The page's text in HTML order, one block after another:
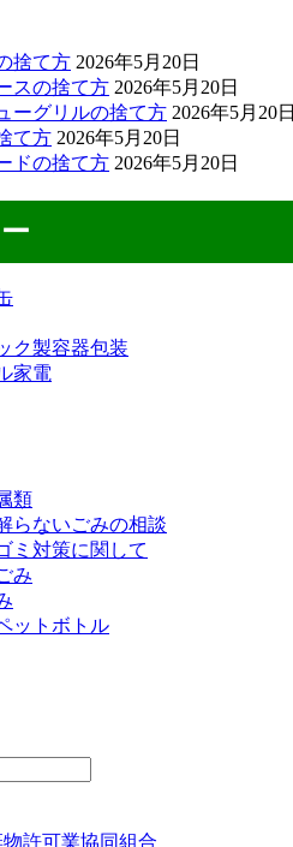
捨て方 2026年5月20日
スの捨て方 2026年5月20日
ーグリルの捨て方 2026年5月20日
て方 2026年5月20日
ドの捨て方 2026年5月20日
ク製容器包装
家電
類
らないごみの相談
対策に関して
み
ットボトル
許可業協同組合